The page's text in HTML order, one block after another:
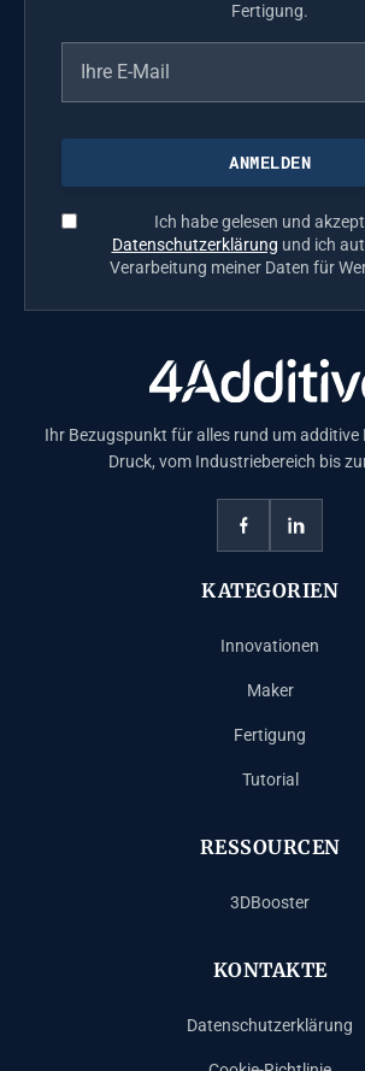
Fertigung.
Ich habe gelesen und
Datenschutzerklärung und ich
Verarbeitung meiner Daten für
Ihr Bezugspunkt für alles rund um additive
Druck, vom Industriebereich bis
KATEGORIEN
Innovationen
Maker
Fertigung
Tutorial
RESSOURCEN
3DBooster
KONTAKTE
Datenschutzerklärung